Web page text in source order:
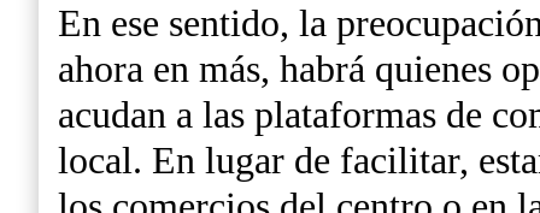
En ese sentido, la
ahora en más, habrá quienes
acudan a las plataformas de
local. En lugar de facilitar,